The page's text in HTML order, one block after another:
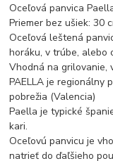
Oceľová panvica
Priemer bez ušiek: 30
Oceľová leštená
horáku, v trúbe, alebo
Vhodná na grilovanie,
PAELLA je regionálny
pobrežia (Valencia)
Paella je typické
kari.
Oceľovú panvicu je
natrieť do ďaľšieho